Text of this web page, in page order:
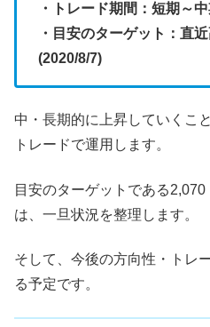
・トレード期間：短期～中
・目安のターゲット：直
(2020/8/7)
中・長期的に上昇していくこ
トレードで運用します。
目安のターゲットである
は、一旦状況を整理します。
そして、今後の方向性・トレ
る予定です。